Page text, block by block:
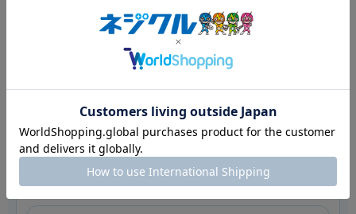
単価が近い場合、必要なときに手配できることも
重要な価値です。ネジクルでは在庫品を中心に、
平日午前中の注文で当日発送できる商品を確認し
関連商品